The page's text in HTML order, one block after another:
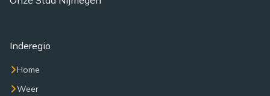
Inderegio
Home
Weer